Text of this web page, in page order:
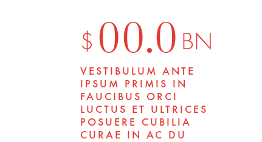
$ 00.0 BN
VESTIBULUM ANTE
IPSUM PRIMIS IN
FAUCIBUS ORCI
LUCTUS ET ULTRICES
POSUERE CUBILIA
CURAE IN AC DU